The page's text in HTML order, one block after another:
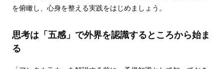
を俯瞰し、心身を整える実践をはじめましょう。
思考は「五感」で外界を認識するところから始ま
る